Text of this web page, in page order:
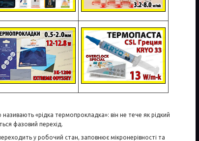
«рідка термопрокладка»: він не тече як рідкий
фазовий перехід.
у робочий стан, заповнює мікронерівності та